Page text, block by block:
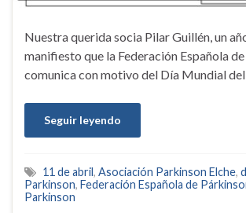
Nuestra querida socia Pilar Guillén, un
manifiesto que la Federación Española
comunica con motivo del Día Mundial
Seguir leyendo
11 de abril, Asociación Parkinson Elche,
Parkinson, Federación Española de
Parkinson